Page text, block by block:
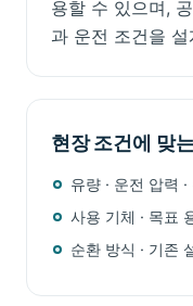
용할 수 있으며,
과 운전 조건을 설
현장 조건에 맞
유량 · 운전 압력 ·
사용 기체 · 목표
순환 방식 · 기존